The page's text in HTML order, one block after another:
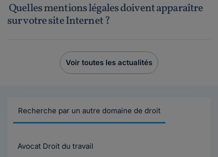
Quelles mentions légales doivent apparaître
sur votre site Internet ?
Voir toutes les actualités
Recherche par un autre domaine de droit
Avocat Droit du travail